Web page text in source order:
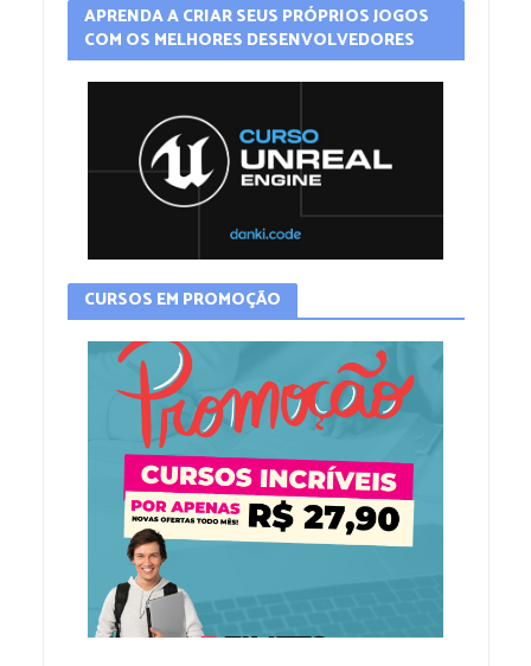
APRENDA A CRIAR SEUS PRÓPRIOS JOGOS
COM OS MELHORES DESENVOLVEDORES
CURSOS EM PROMOÇÃO